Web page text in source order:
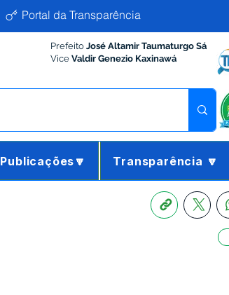
Portal da Transparência
Prefeito José Altamir Taumaturgo Sá
Vice Valdir Genezio Kaxinawá
Publicações🔽 Transparência 🔽